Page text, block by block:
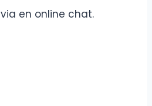
en online chat.